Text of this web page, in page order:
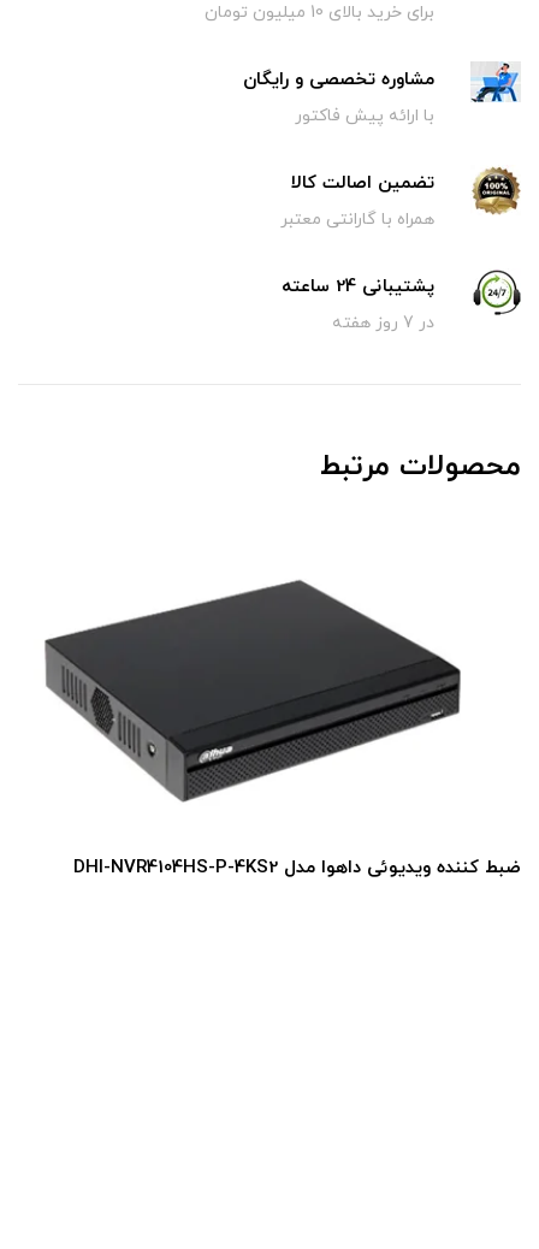
برای خرید بالای 10 میلیون تومان
مشاوره تخصصی و رایگان
با ارائه پیش فاکتور
تضمین اصالت کالا
همراه با گارانتی معتبر
پشتیبانی 24 ساعته
در 7 روز هفته
محصولات مرتبط
ضبط کننده ویدیوئی داهوا مدل DHI-NVR4104HS-P-4KS2